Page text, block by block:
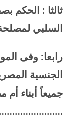
ثالثا : الحكم
السلبي
رابعا: وفى
الجنسية
جميعاً أبناء